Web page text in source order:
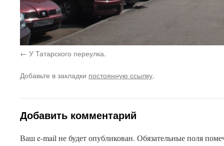
У Татарского переулка.
Добавьте в закладки постоянную ссылку.
Добавить комментарий
Ваш e-mail не будет опубликован. Обязательные поля